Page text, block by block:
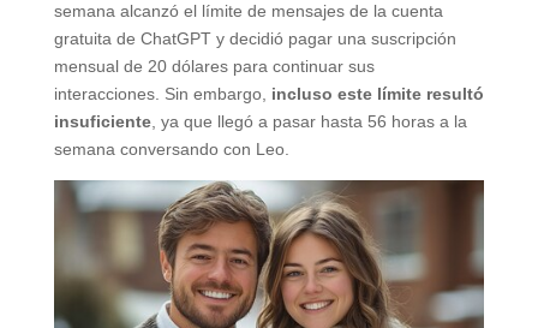
semana alcanzó el límite de mensajes de la cuenta
gratuita de ChatGPT y decidió pagar una suscripción
mensual de 20 dólares para continuar sus
interacciones. Sin embargo, incluso este límite resultó
insuficiente, ya que llegó a pasar hasta 56 horas a la
semana conversando con Leo.